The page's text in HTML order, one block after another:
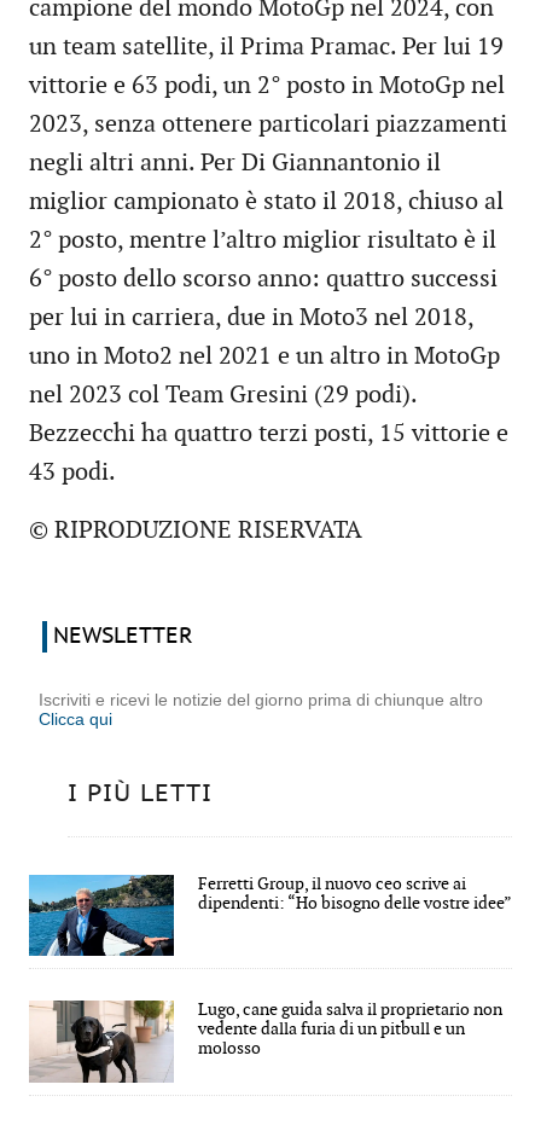
campione del mondo MotoGp nel 2024, con
un team satellite, il Prima Pramac. Per lui 19
vittorie e 63 podi, un 2° posto in MotoGp nel
2023, senza ottenere particolari piazzamenti
negli altri anni. Per Di Giannantonio il
miglior campionato è stato il 2018, chiuso al
2° posto, mentre l’altro miglior risultato è il
6° posto dello scorso anno: quattro successi
per lui in carriera, due in Moto3 nel 2018,
uno in Moto2 nel 2021 e un altro in MotoGp
nel 2023 col Team Gresini (29 podi).
Bezzecchi ha quattro terzi posti, 15 vittorie e
43 podi.
© RIPRODUZIONE RISERVATA
NEWSLETTER
Iscriviti e ricevi le notizie del giorno prima di chiunque altro
Clicca qui
I PIÙ LETTI
Ferretti Group, il nuovo ceo scrive ai
dipendenti: “Ho bisogno delle vostre idee”
Lugo, cane guida salva il proprietario non
vedente dalla furia di un pitbull e un
molosso